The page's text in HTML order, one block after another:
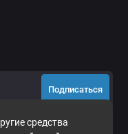
средства
Подписаться
Вы даетесогласие на